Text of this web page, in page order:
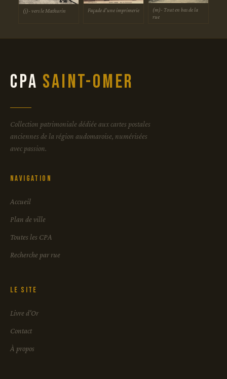
(j)- vers le Mathurin Façade d'une imprimerie
(m)- Tout en bas de la
rue
CPA Saint-Omer
Collection patrimoniale dédiée aux cartes postales
anciennes de la région audomaroise, numérisées
avec passion.
Navigation
Accueil
Plan de ville
Toutes les CPA
Recherche par rue
Le site
Livre d'Or
Contact
À propos